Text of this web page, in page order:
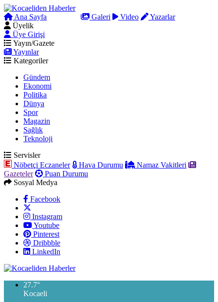
Ana Sayfa Galeri Video
Yazarlar
Üyelik
Üye Girişi
Yayın/Gazete
Yayınlar
Kategoriler
Gündem
Ekonomi
Politika
Dünya
Spor
Magazin
Sağlık
Teknoloji
Servisler
Nöbetçi Eczaneler
Hava Durumu
Namaz Vakitleri
Gazeteler
Puan Durumu
Sosyal Medya
Facebook
Instagram
Youtube
Pinterest
Dribbble
LinkedIn
27.7°
Kocaeli